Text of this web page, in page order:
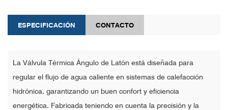
ESPECIFICACIÓN CONTACTO
La Válvula Térmica Ángulo de Latón está diseñada para
regular el flujo de agua caliente en sistemas de calefacción
hidrónica, garantizando un buen confort y eficiencia
energética. Fabricada teniendo en cuenta la precisión y la